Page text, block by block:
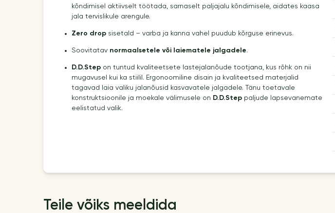
kõndimisel aktiivselt töötada, sarnaselt paljajalu kõndimisele, aidates kaasa
jala tervislikule arengule.
Zero dropsisetald – varba ja kanna vahel puudub kõrguse erinevus.
Soovitatav normaalsetele või laiematele jalgadele.
D.D.Stepon tuntud kvaliteetsete lastejalanõude tootjana, kus rõhk on nii
mugavusel kui ka stiilil. Ergonoomiline disain ja kvaliteetsed materjalid
tagavad laia valiku jalanõusid kasvavatele jalgadele. Tänu toetavale
konstruktsioonile ja moekale välimusele on D.D.Steppaljude lapsevanemate
eelistatud valik.
Teile võiks meeldida